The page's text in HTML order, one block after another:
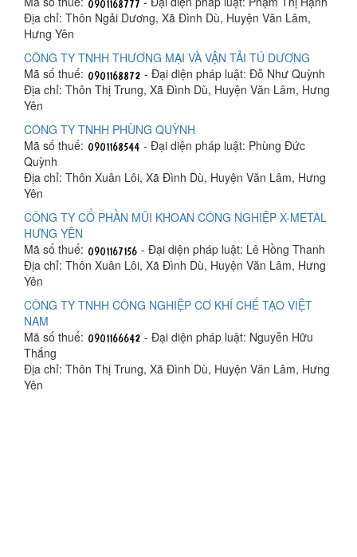
Địa chỉ: Thôn Ngải Dương, Xã Đình Dù, Huyện Văn Lâm,
Hưng Yên
CÔNG TY TNHH THƯƠNG MẠI VÀ VẬN TẢI TÚ DƯƠNG
Mã số thuế:
- Đại diện pháp luật: Đỗ Như Quỳnh
Địa chỉ: Thôn Thị Trung, Xã Đình Dù, Huyện Văn Lâm, Hưng
Yên
CÔNG TY TNHH PHÙNG QUỲNH
Mã số thuế:
- Đại diện pháp luật: Phùng Đức
Quỳnh
Địa chỉ: Thôn Xuân Lôi, Xã Đình Dù, Huyện Văn Lâm, Hưng
Yên
CÔNG TY CỔ PHẦN MŨI KHOAN CÔNG NGHIỆP X-METAL
HƯNG YÊN
Mã số thuế:
- Đại diện pháp luật: Lê Hồng Thanh
Địa chỉ: Thôn Xuân Lôi, Xã Đình Dù, Huyện Văn Lâm, Hưng
Yên
CÔNG TY TNHH CÔNG NGHIỆP CƠ KHÍ CHẾ TẠO VIỆT
NAM
Mã số thuế:
- Đại diện pháp luật: Nguyễn Hữu
Thắng
Địa chỉ: Thôn Thị Trung, Xã Đình Dù, Huyện Văn Lâm, Hưng
Yên